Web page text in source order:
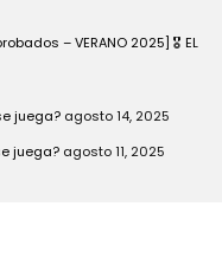
– VERANO 2025] 🎖️ EL
juega? agosto 14, 2025
juega? agosto 11, 2025